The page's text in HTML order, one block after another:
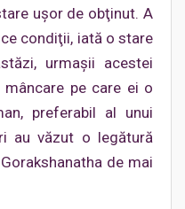
uşor de obţinut. A
condiţii, iată o stare
urmaşii acestei
pe care ei o
preferabil al unui
au văzut o legătură
de mai